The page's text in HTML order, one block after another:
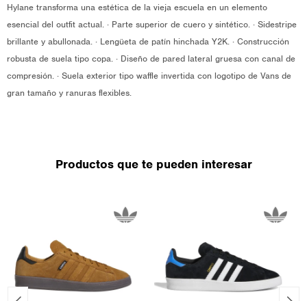
Hylane transforma una estética de la vieja escuela en un elemento
esencial del outfit actual. · Parte superior de cuero y sintético. · Sidestripe
brillante y abullonada. · Lengüeta de patín hinchada Y2K. · Construcción
robusta de suela tipo copa. · Diseño de pared lateral gruesa con canal de
compresión. · Suela exterior tipo waffle invertida con logotipo de Vans de
gran tamaño y ranuras flexibles.
Productos que te pueden interesar